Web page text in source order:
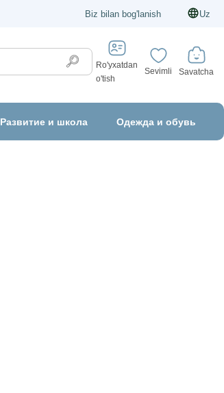
Biz bilan bog'lanish Uz
Ro'yxatdan
o'tish
Sevimli Savatcha
Развитие и школа Одежда и обувь